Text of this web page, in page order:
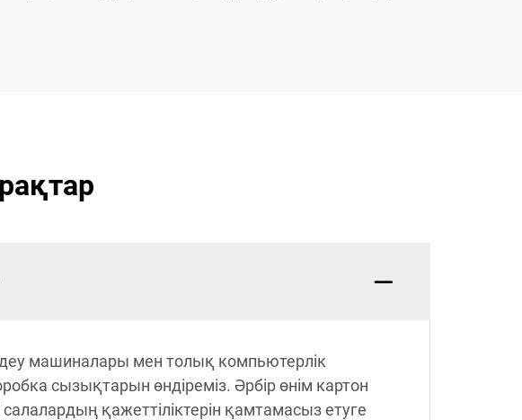
машиналары мен толық компьютерлік
сызықтарын өндіреміз. Әрбір өнім картон
салалардың қажеттіліктерін қамтамасыз етуге